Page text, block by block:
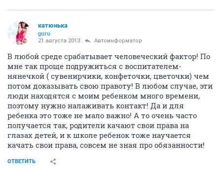
катюнька
guru
21 августа 2013 Автоинформатор
В любой среде срабатывает человеческий фактор! По
мне так проще подружиться с воспитателем-
нянечкой ( сувенирчики, конфеточки, цветочки) чем
потом доказывать свою правоту! В любом случае, эти
люди находятся с моим ребенком много времени,
поэтому нужно налаживать контакт! Да и для
ребенка это тоже не мало важно! А то очень часто
получается так, родители качают свои права на
глазах детей, и к школе ребенок тоже научается
качать свои права, совсем не зная про обязанности!
ОТВЕТИТЬ